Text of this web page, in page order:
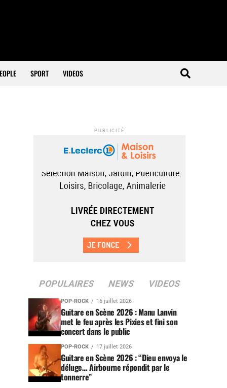
SPORT VIDEOS
PUBLICITÉ
POPULAIRES NEWS VIDEOS
POP-ROCK 16 juillet 2026
Guitare en Scène 2026 : Manu Lanvin
met le feu après les Pixies et fini son
concert dans le public
POP-ROCK 17 juillet 2026
Guitare en Scène 2026 : “Dieu envoya le
déluge… Airbourne répondit par le
tonnerre”